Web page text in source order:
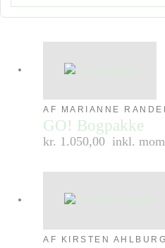
AF MARIANNE
GO! Bogpakke
kr. 1.050,00 inkl.
AF KIRSTEN AHLBURG